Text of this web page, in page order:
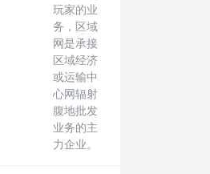
玩家的业
务，区域
网是承接
区域经济
或运输中
心网辐射
腹地批发
业务的主
力企业。